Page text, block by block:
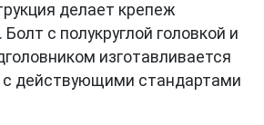
делает крепеж
с полукруглой головкой и
изготавливается
с действующими стандартами